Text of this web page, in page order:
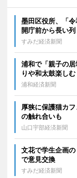
墨田区役所、「
開庁前から長い列
すみだ経済新聞
浦和で「親子の
りや和太鼓楽しむ
浦和経済新聞
厚狭に保護猫カ
の触れ合いも
山口宇部経済新聞
文花で学生企画
で意見交換
すみだ経済新聞